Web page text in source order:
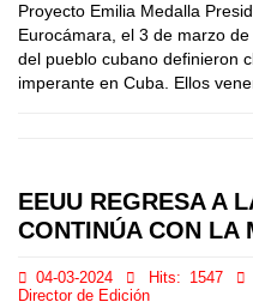
Proyecto Emilia Medalla
Eurocámara, el 3 de marzo
del pueblo cubano definieron
imperante en Cuba. Ellos
EEUU REGRESA A
CONTINÚA CON LA
04-03-2024 Hits: 1547
Director de Edición